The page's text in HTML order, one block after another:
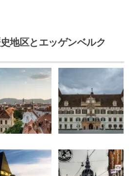
地区とエッゲンベルク